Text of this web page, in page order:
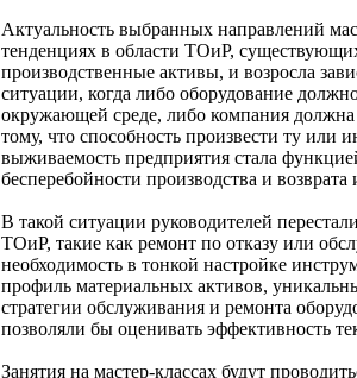
Актуальность выбранных направлений
тенденциях в области ТОиР,
производственные активы, и возросла
ситуации, когда либо оборудование
окружающей среде, либо компания должна
тому, что способность произвести ту
выживаемость предприятия стала
бесперебойности производства и
В такой ситуации руководителей
ТОиР, такие как ремонт по отказу или
необходимость в тонкой настройке
профиль материальных активов,
стратегии обслуживания и ремонта
позволяли бы оценивать эффективность
Занятия на мастер-классах будут